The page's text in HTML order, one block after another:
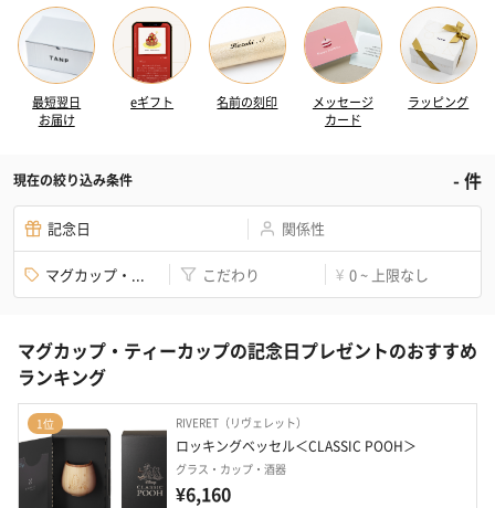
最短翌日
お届け
eギフト 名前の刻印
メッセージ
カード
ラッピング
現在の絞り込み条件 -件
記念日 関係性
マグカップ・... こだわり ¥ 0 ~ 上限なし
マグカップ・ティーカップの記念日プレゼントのおすすめ
ランキング
1位 RIVERET（リヴェレット）
ロッキングベッセル＜CLASSIC POOH＞
グラス・カップ・酒器
¥6,160